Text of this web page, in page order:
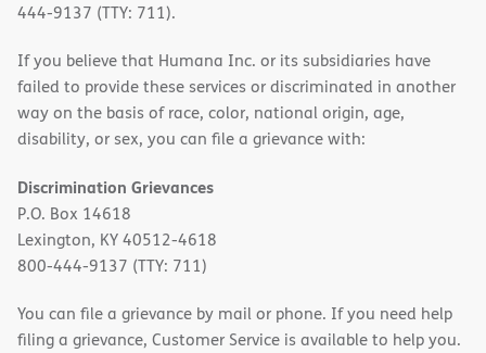
444-9137 (TTY: 711).
If you believe that Humana Inc. or its subsidiaries have
failed to provide these services or discriminated in another
way on the basis of race, color, national origin, age,
disability, or sex, you can file a grievance with:
Discrimination Grievances
P.O. Box 14618
Lexington, KY 40512-4618
800-444-9137 (TTY: 711)
You can file a grievance by mail or phone. If you need help
filing a grievance, Customer Service is available to help you.